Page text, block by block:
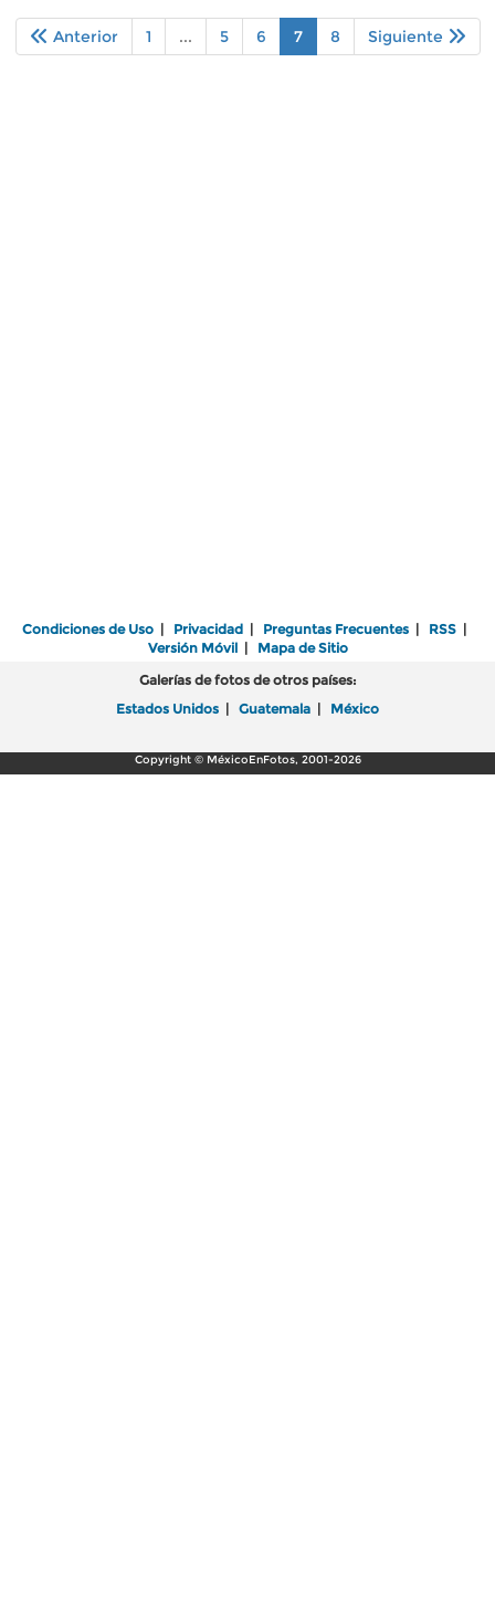
Anterior 1 ... 5 6 7 8 Siguiente
Condiciones de Uso | Privacidad | Preguntas Frecuentes | RSS |
Versión Móvil| Mapa de Sitio
Galerías de fotos de otros países:
Estados Unidos | Guatemala | México
Copyright © MéxicoEnFotos, 2001-2026